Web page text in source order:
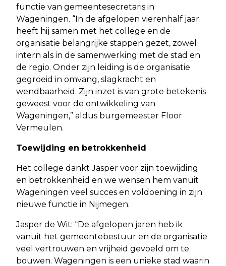
functie van gemeentesecretaris in
Wageningen. “In de afgelopen vierenhalf jaar
heeft hij samen met het college en de
organisatie belangrijke stappen gezet, zowel
intern als in de samenwerking met de stad en
de regio. Onder zijn leiding is de organisatie
gegroeid in omvang, slagkracht en
wendbaarheid. Zijn inzet is van grote betekenis
geweest voor de ontwikkeling van
Wageningen,” aldus burgemeester Floor
Vermeulen.
Toewijding en betrokkenheid
Het college dankt Jasper voor zijn toewijding
en betrokkenheid en we wensen hem vanuit
Wageningen veel succes en voldoening in zijn
nieuwe functie in Nijmegen.
Jasper de Wit: “De afgelopen jaren heb ik
vanuit het gemeentebestuur en de organisatie
veel vertrouwen en vrijheid gevoeld om te
bouwen. Wageningen is een unieke stad waarin